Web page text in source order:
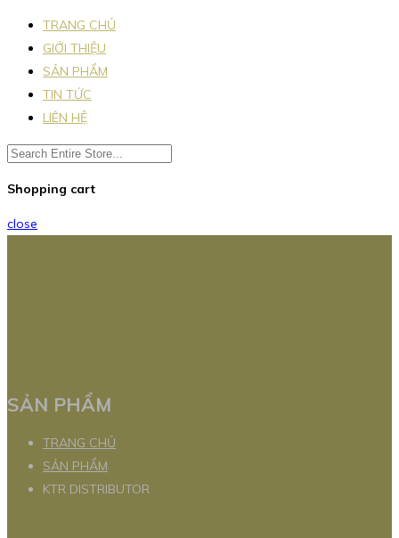
TRANG CHỦ
GIỚI THIỆU
SẢN PHẨM
TIN TỨC
LIÊN HỆ
Shopping cart
close
SẢN PHẨM
TRANG CHỦ
SẢN PHẨM
KTR DISTRIBUTOR